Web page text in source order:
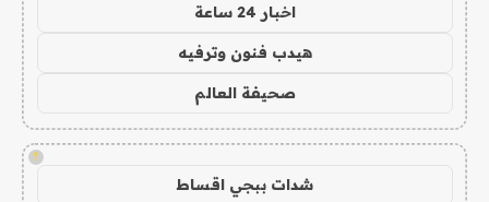
اخبار 24 ساعة
هيدب فنون وترفيه
صحيفة العالم
!
شدات ببجي اقساط